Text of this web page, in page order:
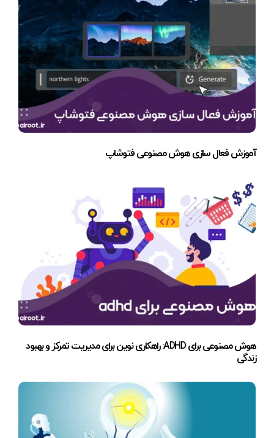
آموزش فعال سازی هوش مصنوعی فتوشاپ
هوش مصنوعی برای ADHD: راهکاری نوین برای مدیریت تمرکز و بهبود
زندگی